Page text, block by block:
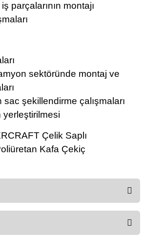
parçalarının montajı
sektöründe montaj ve
şekillendirme çalışmaları
yerleştirilmesi